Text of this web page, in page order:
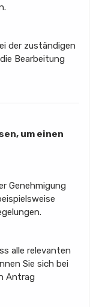
der zuständigen
Bearbeitung
um einen
Genehmigung
alle relevanten
Sie sich bei
Antrag